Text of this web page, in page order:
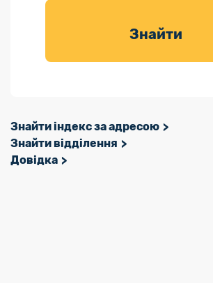
товарів для
Знайти
Знайти індекс за адресою
Знайти відділення
Довідка